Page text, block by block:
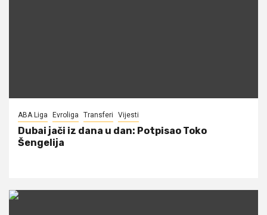
ABA Liga Evroliga Transferi Vijesti
Dubai jači iz dana u dan: Potpisao Toko
Šengelija